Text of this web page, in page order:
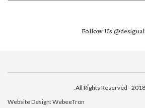
Follow Us@desigual
Website Design:WebeeTron